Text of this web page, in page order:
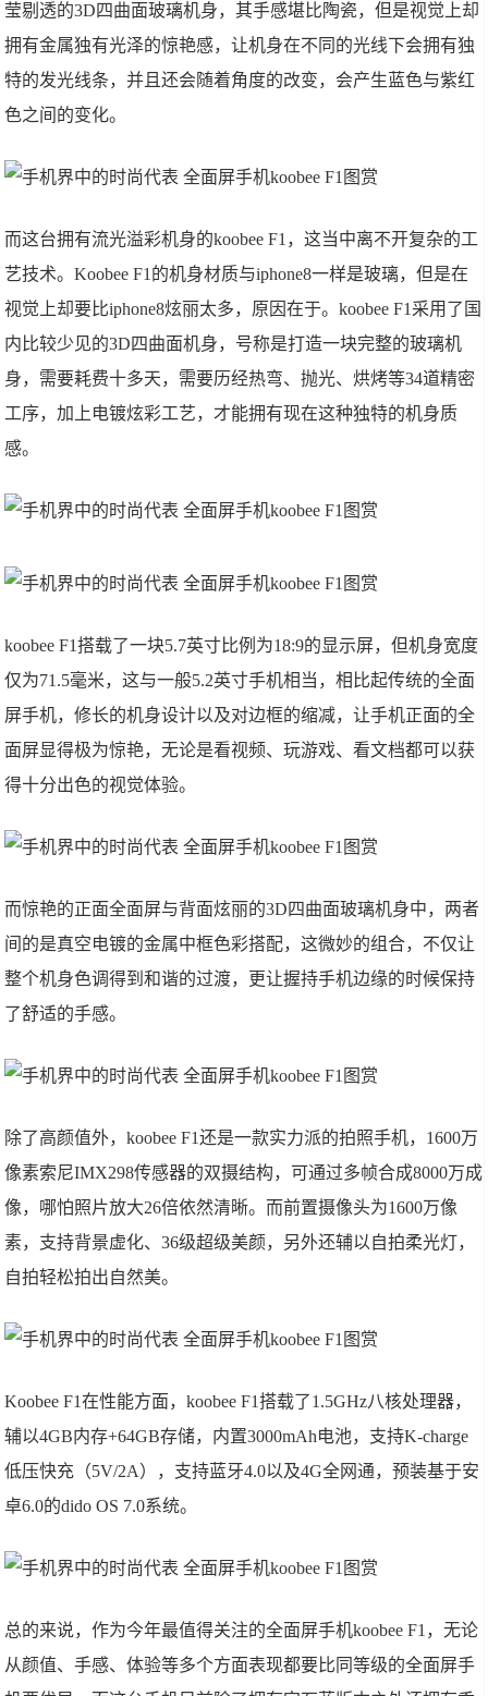
莹剔透的3D四曲面玻璃机身，其手感堪比陶瓷，但是视觉上却
拥有金属独有光泽的惊艳感，让机身在不同的光线下会拥有独
特的发光线条，并且还会随着角度的改变，会产生蓝色与紫红
色之间的变化。
而这台拥有流光溢彩机身的koobee F1，这当中离不开复杂的工
艺技术。Koobee F1的机身材质与iphone8一样是玻璃，但是在
视觉上却要比iphone8炫丽太多，原因在于。koobee F1采用了国
内比较少见的3D四曲面机身，号称是打造一块完整的玻璃机
身，需要耗费十多天，需要历经热弯、抛光、烘烤等34道精密
工序，加上电镀炫彩工艺，才能拥有现在这种独特的机身质
感。
koobee F1搭载了一块5.7英寸比例为18:9的显示屏，但机身宽度
仅为71.5毫米，这与一般5.2英寸手机相当，相比起传统的全面
屏手机，修长的机身设计以及对边框的缩减，让手机正面的全
面屏显得极为惊艳，无论是看视频、玩游戏、看文档都可以获
得十分出色的视觉体验。
而惊艳的正面全面屏与背面炫丽的3D四曲面玻璃机身中，两者
间的是真空电镀的金属中框色彩搭配，这微妙的组合，不仅让
整个机身色调得到和谐的过渡，更让握持手机边缘的时候保持
了舒适的手感。
除了高颜值外，koobee F1还是一款实力派的拍照手机，1600万
像素索尼IMX298传感器的双摄结构，可通过多帧合成8000万成
像，哪怕照片放大26倍依然清晰。而前置摄像头为1600万像
素，支持背景虚化、36级超级美颜，另外还辅以自拍柔光灯，
自拍轻松拍出自然美。
Koobee F1在性能方面，koobee F1搭载了1.5GHz八核处理器，
辅以4GB内存+64GB存储，内置3000mAh电池，支持K-charge
低压快充（5V/2A），支持蓝牙4.0以及4G全网通，预装基于安
卓6.0的dido OS 7.0系统。
总的来说，作为今年最值得关注的全面屏手机koobee F1，无论
从颜值、手感、体验等多个方面表现都要比同等级的全面屏手